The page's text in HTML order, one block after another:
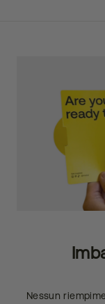
Nessun